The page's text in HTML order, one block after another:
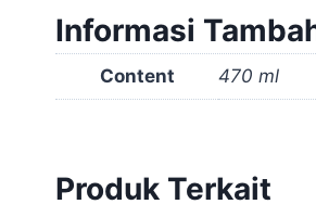
Informasi
Content 470 ml
Produk Terkait